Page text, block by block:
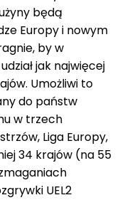
będą
Europy i nowym
by w
jak najwięcej
Umożliwi to
do państw
w trzech
Liga Europy,
34 krajów (na 55
UEL2